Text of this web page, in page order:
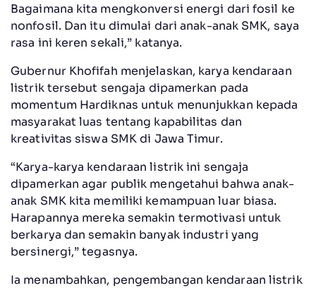
Bagaimana kita mengkonversi energi dari fosil ke
nonfosil. Dan itu dimulai dari anak-anak SMK, saya
rasa ini keren sekali,” katanya.
Gubernur Khofifah menjelaskan, karya kendaraan
listrik tersebut sengaja dipamerkan pada
momentum Hardiknas untuk menunjukkan kepada
masyarakat luas tentang kapabilitas dan
kreativitas siswa SMK di Jawa Timur.
“Karya-karya kendaraan listrik ini sengaja
dipamerkan agar publik mengetahui bahwa anak-
anak SMK kita memiliki kemampuan luar biasa.
Harapannya mereka semakin termotivasi untuk
berkarya dan semakin banyak industri yang
bersinergi,” tegasnya.
Ia menambahkan, pengembangan kendaraan listrik